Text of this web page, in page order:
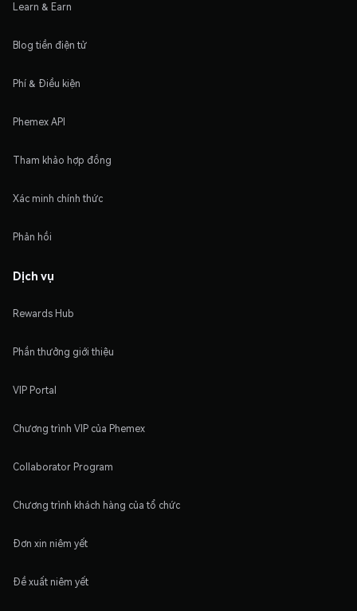
Learn & Earn
Blog tiền điện tử
Phí & Điều kiện
Phemex API
Tham khảo hợp đồng
Xác minh chính thức
Phản hồi
Dịch vụ
Rewards Hub
Phần thưởng giới thiệu
VIP Portal
Chương trình VIP của Phemex
Collaborator Program
Chương trình khách hàng của tổ chức
Đơn xin niêm yết
Đề xuất niêm yết